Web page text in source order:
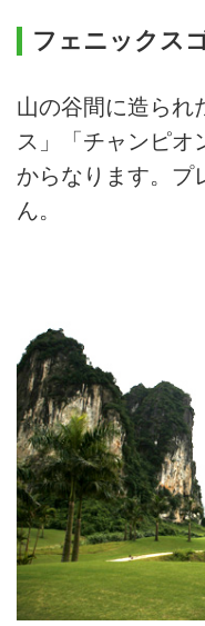
フェニックス
山の谷間に造られ
ス」「チャンピオ
からなります。プ
ん。